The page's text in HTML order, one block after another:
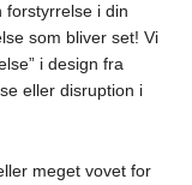
forstyrrelse i din
som bliver set! Vi
i design fra
eller disruption i
meget vovet for